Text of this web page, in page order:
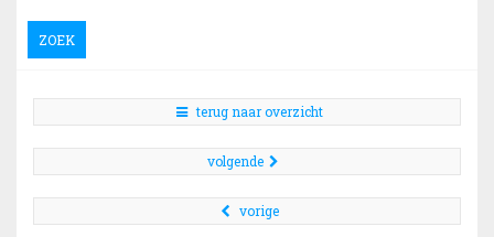
ZOEK
terug naar overzicht
volgende
vorige